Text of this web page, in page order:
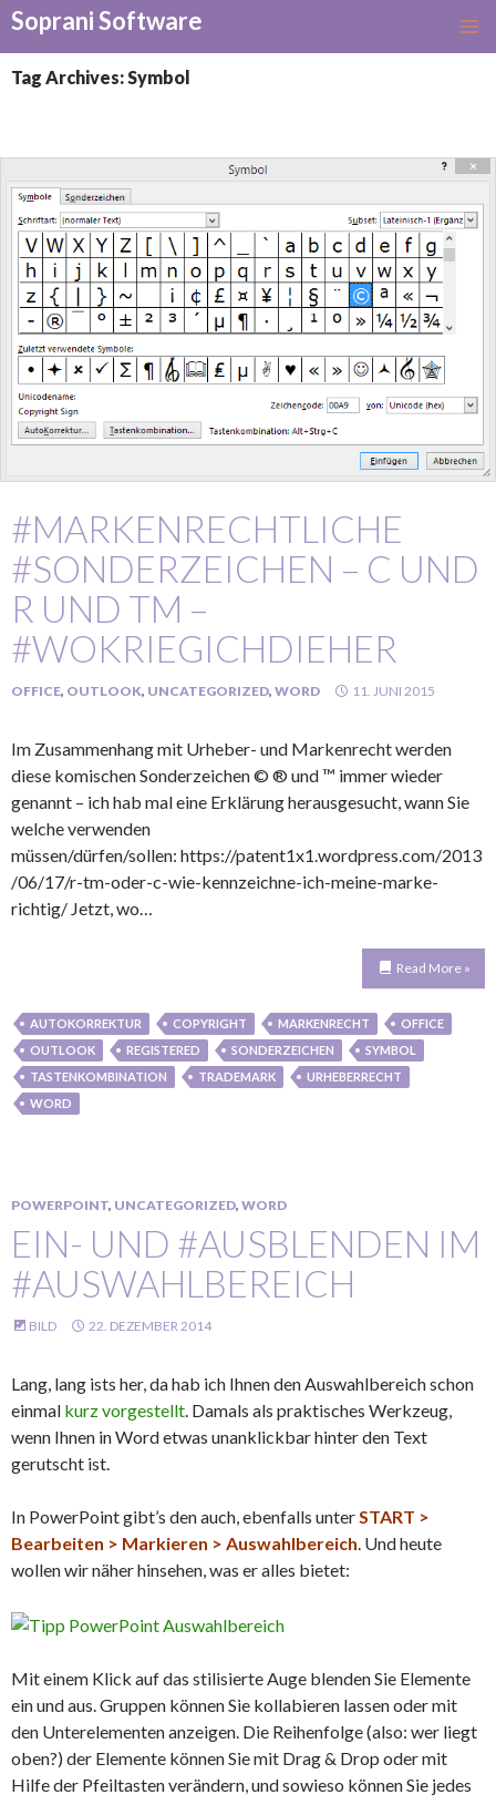
Soprani Software
TO
CONTENT
Tag Archives: Symbol
#MARKENRECHTLICHE
#SONDERZEICHEN – C UND
R UND TM –
#WOKRIEGICHDIEHER
OFFICE, OUTLOOK, UNCATEGORIZED, WORD 11. JUNI 2015
Im Zusammenhang mit Urheber- und Markenrecht werden
diese komischen Sonderzeichen © ® und ™ immer wieder
genannt – ich hab mal eine Erklärung herausgesucht, wann Sie
welche verwenden
müssen/dürfen/sollen: https://patent1x1.wordpress.com/2013
/06/17/r-tm-oder-c-wie-kennzeichne-ich-meine-marke-
richtig/ Jetzt, wo…
Read More »
AUTOKORREKTUR COPYRIGHT MARKENRECHT
OFFICE
OUTLOOK
REGISTERED SONDERZEICHEN
SYMBOL
TASTENKOMBINATION
TRADEMARK
URHEBERRECHT
WORD
POWERPOINT, UNCATEGORIZED, WORD
EIN- UND #AUSBLENDEN IM
#AUSWAHLBEREICH
BILD 22. DEZEMBER 2014
Lang, lang ists her, da hab ich Ihnen den Auswahlbereich schon
einmal kurz vorgestellt. Damals als praktisches Werkzeug,
wenn Ihnen in Word etwas unanklickbar hinter den Text
gerutscht ist.
In PowerPoint gibt’s den auch, ebenfalls unterSTART >
Bearbeiten > Markieren > Auswahlbereich. Und heute
wollen wir näher hinsehen, was er alles bietet:
Mit einem Klick auf das stilisierte Auge blenden Sie Elemente
ein und aus. Gruppen können Sie kollabieren lassen oder mit
den Unterelementen anzeigen. Die Reihenfolge (also: wer liegt
oben?) der Elemente können Sie mit Drag & Drop oder mit
Hilfe der Pfeiltasten verändern, und sowieso können Sie jedes